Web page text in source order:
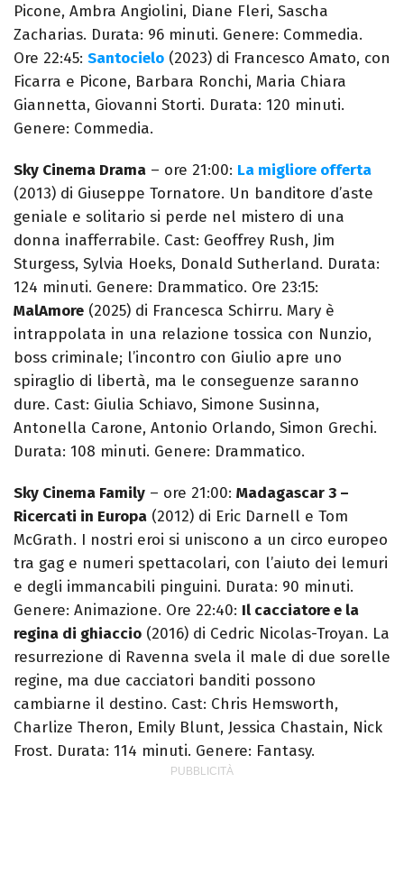
Picone, Ambra Angiolini, Diane Fleri, Sascha
Zacharias. Durata: 96 minuti. Genere: Commedia.
Ore 22:45: Santocielo (2023) di Francesco Amato, con
Ficarra e Picone, Barbara Ronchi, Maria Chiara
Giannetta, Giovanni Storti. Durata: 120 minuti.
Genere: Commedia.
Sky Cinema Drama – ore 21:00: La migliore offerta
(2013) di Giuseppe Tornatore. Un banditore d’aste
geniale e solitario si perde nel mistero di una
donna inafferrabile. Cast: Geoffrey Rush, Jim
Sturgess, Sylvia Hoeks, Donald Sutherland. Durata:
124 minuti. Genere: Drammatico. Ore 23:15:
MalAmore (2025) di Francesca Schirru. Mary è
intrappolata in una relazione tossica con Nunzio,
boss criminale; l’incontro con Giulio apre uno
spiraglio di libertà, ma le conseguenze saranno
dure. Cast: Giulia Schiavo, Simone Susinna,
Antonella Carone, Antonio Orlando, Simon Grechi.
Durata: 108 minuti. Genere: Drammatico.
Sky Cinema Family – ore 21:00: Madagascar 3 –
Ricercati in Europa (2012) di Eric Darnell e Tom
McGrath. I nostri eroi si uniscono a un circo europeo
tra gag e numeri spettacolari, con l’aiuto dei lemuri
e degli immancabili pinguini. Durata: 90 minuti.
Genere: Animazione. Ore 22:40: Il cacciatore e la
regina di ghiaccio (2016) di Cedric Nicolas-Troyan. La
resurrezione di Ravenna svela il male di due sorelle
regine, ma due cacciatori banditi possono
cambiarne il destino. Cast: Chris Hemsworth,
Charlize Theron, Emily Blunt, Jessica Chastain, Nick
Frost. Durata: 114 minuti. Genere: Fantasy.